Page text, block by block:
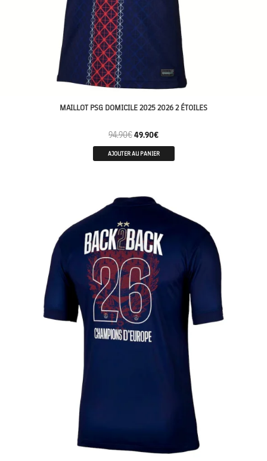
MAILLOT PSG DOMICILE 2025 2026 2 ÉTOILES
94.90€49.90€
AJOUTER AU PANIER